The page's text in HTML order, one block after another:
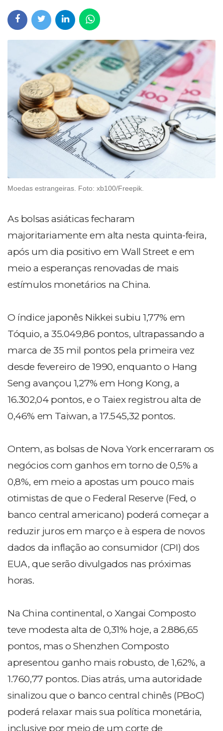
Moedas estrangeiras. Foto: xb100/Freepik.
As bolsas asiáticas fecharam
majoritariamente em alta nesta quinta-feira,
após um dia positivo em Wall Street e em
meio a esperanças renovadas de mais
estímulos monetários na China.
O índice japonês Nikkei subiu 1,77% em
Tóquio, a 35.049,86 pontos, ultrapassando a
marca de 35 mil pontos pela primeira vez
desde fevereiro de 1990, enquanto o Hang
Seng avançou 1,27% em Hong Kong, a
16.302,04 pontos, e o Taiex registrou alta de
0,46% em Taiwan, a 17.545,32 pontos.
Ontem, as bolsas de Nova York encerraram os
negócios com ganhos em torno de 0,5% a
0,8%, em meio a apostas um pouco mais
otimistas de que o Federal Reserve (Fed, o
banco central americano) poderá começar a
reduzir juros em março e à espera de novos
dados da inflação ao consumidor (CPI) dos
EUA, que serão divulgados nas próximas
horas.
Na China continental, o Xangai Composto
teve modesta alta de 0,31% hoje, a 2.886,65
pontos, mas o Shenzhen Composto
apresentou ganho mais robusto, de 1,62%, a
1.760,77 pontos. Dias atrás, uma autoridade
sinalizou que o banco central chinês (PBoC)
poderá relaxar mais sua política monetária,
inclusive por meio de um corte de